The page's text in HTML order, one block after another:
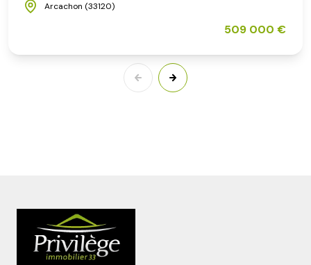
Arcachon (33120)
509 000 €